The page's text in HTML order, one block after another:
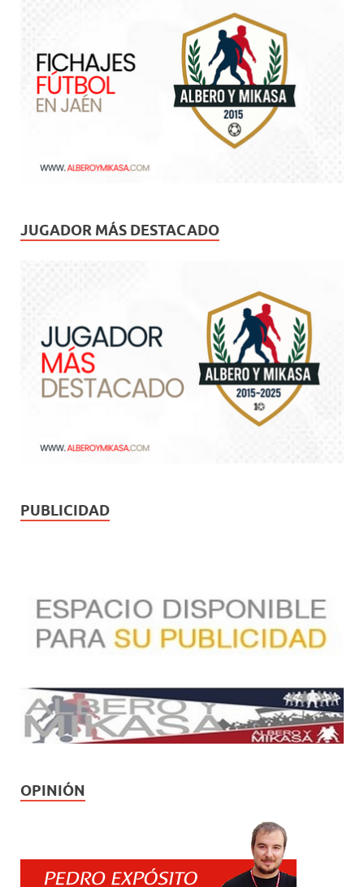
JUGADOR MÁS DESTACADO
PUBLICIDAD
OPINIÓN